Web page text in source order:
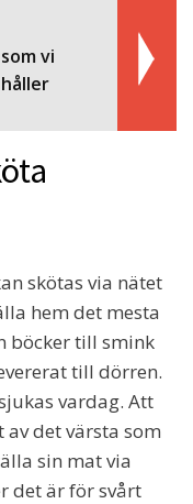
vi
skötas via nätet
hem det mesta
böcker till smink
till dörren.
vardag. Att
det värsta som
sin mat via
det är för svårt